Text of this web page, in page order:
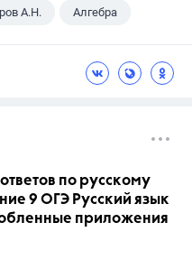
А.Н. Алгебра
по русскому
9 ОГЭ Русский язык
приложения